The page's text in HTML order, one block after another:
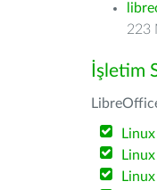
223
İşletim